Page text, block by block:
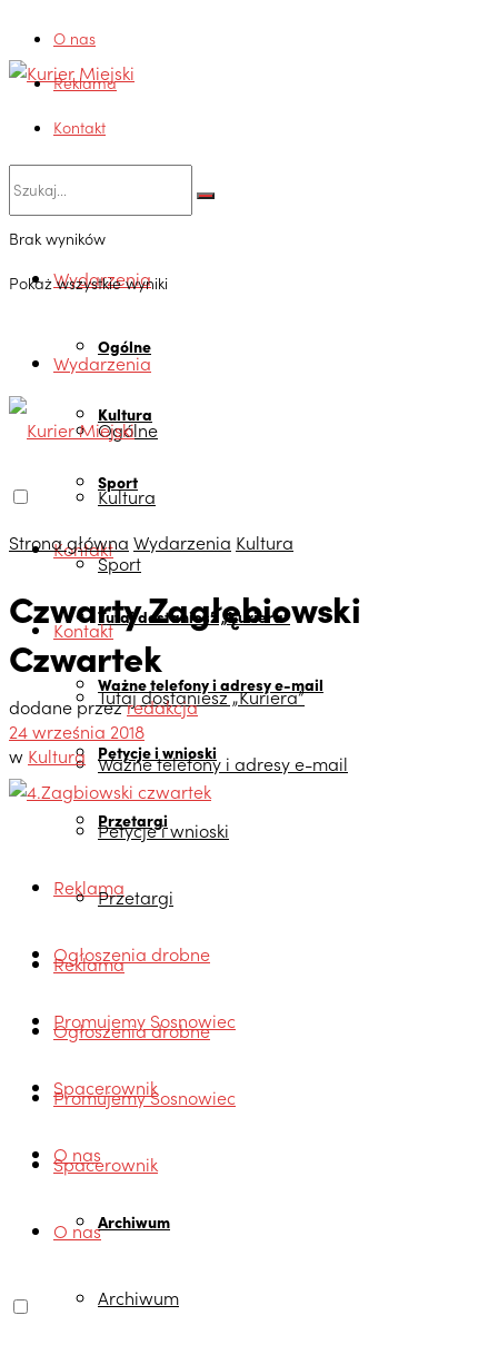
O nas
Reklama
Kontakt
Brak wyników
Pokaż wszystkie wyniki
Wydarzenia
Ogólne
Kultura
Sport
Kontakt
Tutaj dostaniesz „Kuriera”
Ważne telefony i adresy e-mail
Petycje i wnioski
Przetargi
Reklama
Ogłoszenia drobne
Promujemy Sosnowiec
Spacerownik
O nas
Archiwum
Wydarzenia
Ogólne
Kultura
Sport
Kontakt
Tutaj dostaniesz „Kuriera”
Ważne telefony i adresy e-mail
Petycje i wnioski
Przetargi
Reklama
Ogłoszenia drobne
Promujemy Sosnowiec
Spacerownik
O nas
Archiwum
Strona główna Wydarzenia Kultura
Czwarty Zagłębiowski
Czwartek
dodane przezredakcja
24 września 2018
w Kultura